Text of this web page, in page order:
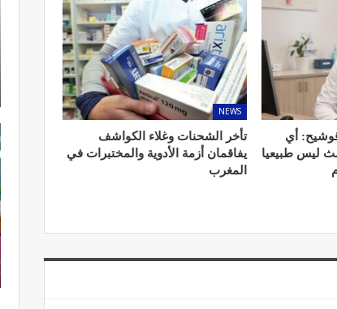
قوشيح: أي
ليس طبيعيا
NEWS
تأخر الشحنات وغلاء الكواشف
يفاقمان أزمة الأدوية والمختبرات في
المغرب
النظام الغذائي والصحة: دور التغذية في
تعزيز الصحة العامة
مارس 22, 2024
شعور القلق